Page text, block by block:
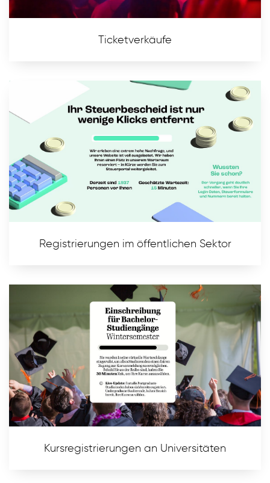
Ticketverkäufe
Registrierungen im öffentlichen Sektor
Kursregistrierungen an Universitäten